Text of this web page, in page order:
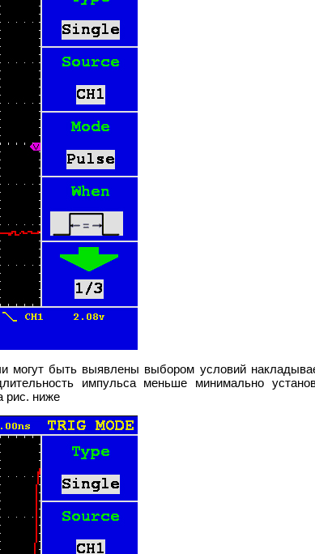
могут быть выявлены выбором условий
импульса меньше минимально
рис. ниже